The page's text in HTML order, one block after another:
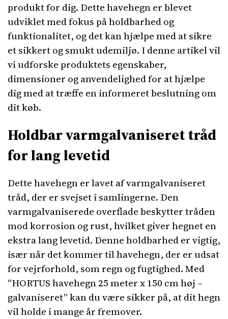
produkt for dig. Dette havehegn er blevet
udviklet med fokus på holdbarhed og
funktionalitet, og det kan hjælpe med at sikre
et sikkert og smukt udemiljø. I denne artikel vil
vi udforske produktets egenskaber,
dimensioner og anvendelighed for at hjælpe
dig med at træffe en informeret beslutning om
dit køb.
Holdbar varmgalvaniseret tråd
for lang levetid
Dette havehegn er lavet af varmgalvaniseret
tråd, der er svejset i samlingerne. Den
varmgalvaniserede overflade beskytter tråden
mod korrosion og rust, hvilket giver hegnet en
ekstra lang levetid. Denne holdbarhed er vigtig,
især når det kommer til havehegn, der er udsat
for vejrforhold, som regn og fugtighed. Med
“HORTUS havehegn 25 meter x 150 cm høj –
galvaniseret” kan du være sikker på, at dit hegn
vil holde i mange år fremover.